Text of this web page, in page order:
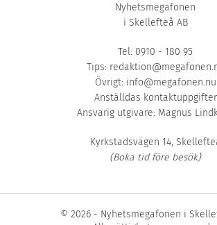
Nyhetsmegafonen
i Skellefteå AB
Tel: 0910 - 180 95
Tips:
Övrigt: info@megafonen.nu
Anställdas kontaktuppgifter
Ansvarig utgivare: Magnus
Kyrkstadsvägen 14,
(Boka tid före besök)
© 2026 - Nyhetsmegafonen i